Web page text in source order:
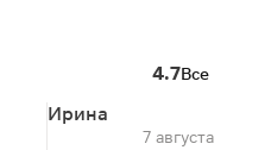
4.7Все
Ирина
7 августа